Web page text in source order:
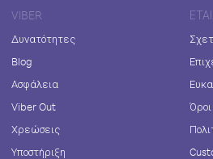
VIBER
Δυνατότητες
Blog
Ασφάλεια
Viber Out
Χρεώσεις
Υποστήριξη